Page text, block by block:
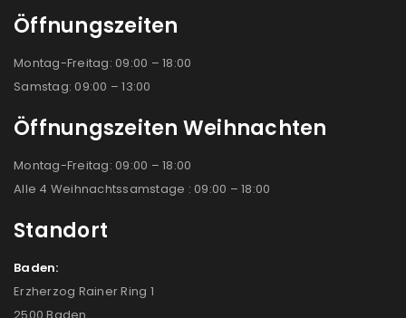
Öffnungszeiten
Montag-Freitag: 09:00 – 18:00
Samstag: 09:00 – 13:00
Öffnungszeiten Weihnachten
Montag-Freitag: 09:00 – 18:00
Alle 4 Weihnachtssamstage : 09:00 – 18:00
Standort
Baden:
Erzherzog Rainer Ring 1